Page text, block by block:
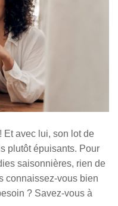
Et avec lui, son lot de
plutôt épuisants. Pour
saisonnières, rien de
connaissez-vous bien
? Savez-vous à